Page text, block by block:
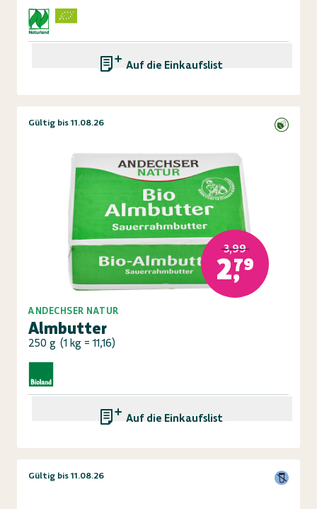
Auf die Einkaufsliste
Gültig bis 11.08.26
3,99
2,79
ANDECHSER NATUR
Almbutter
250 g (1 kg = 11,16)
Auf die Einkaufsliste
Gültig bis 11.08.26